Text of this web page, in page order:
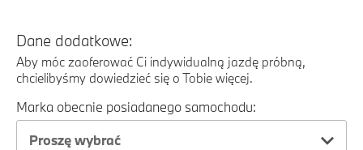
Dane dodatkowe:
Aby móc zaoferować Ci indywidualną jazdę próbną,
chcielibyśmy dowiedzieć się o Tobie więcej.
Marka obecnie posiadanego samochodu:
Proszę wybrać